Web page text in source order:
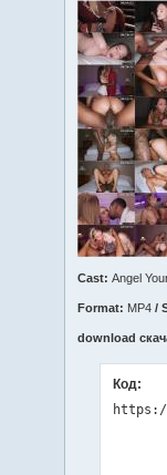
Cast:Angel
Format: MP4 /
download
Код: